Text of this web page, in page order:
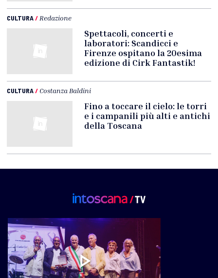
CULTURA/ Redazione
Spettacoli, concerti e
laboratori: Scandicci e
Firenze ospitano la 20esima
edizione di Cirk Fantastik!
CULTURA/ Costanza Baldini
Fino a toccare il cielo: le torri
e i campanili più alti e antichi
della Toscana